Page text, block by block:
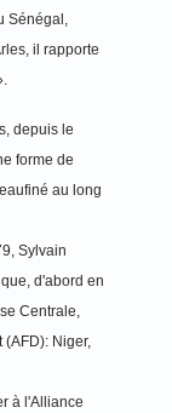
Sénégal,
il rapporte
depuis le
forme de
au long
Sylvain
d'abord en
Centrale,
Niger,
à l'Alliance